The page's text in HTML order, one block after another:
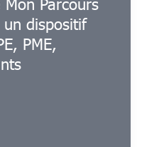
un dispositif
PME,